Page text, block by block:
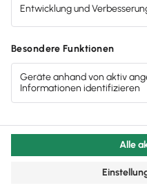
Gendergerechte Sprache
Privatsphäre-Einstellungen
Inhalte melden
Datenschutz
AGB